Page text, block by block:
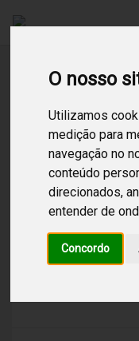
O nosso
Utilizamos
medição para
navegação no
conteúdo
direcionados,
entender de
Concordo
Resultados
Canal